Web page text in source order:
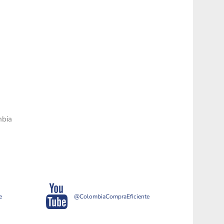
@ColombiaCompraEficiente